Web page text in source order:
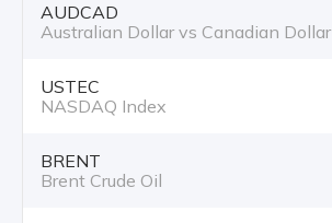
AUDCAD
Australian Dollar vs Canadian Dollar
USTEC
NASDAQ Index
BRENT
Brent Crude Oil